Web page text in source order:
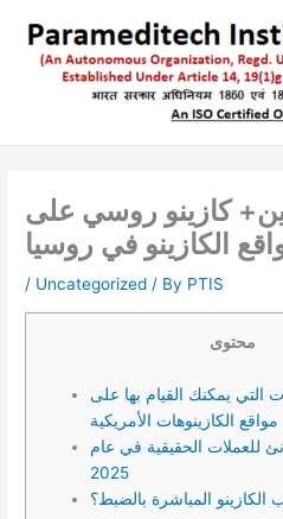
content
كازينو روسي على
الكازينو في روسيا
/ Uncategorized / By PTIS
محتوى
التي يمكنك القيام بها على
مواقع الكازينوهات الأمريكية
للعملات الحقيقية في عام
2025
الكازينو المباشرة بالضبط؟